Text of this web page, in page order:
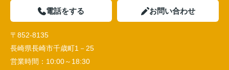
電話をする お問い合わせ
〒852-8135
長崎県長崎市千歳町1－25
営業時間： 10:00～18:30